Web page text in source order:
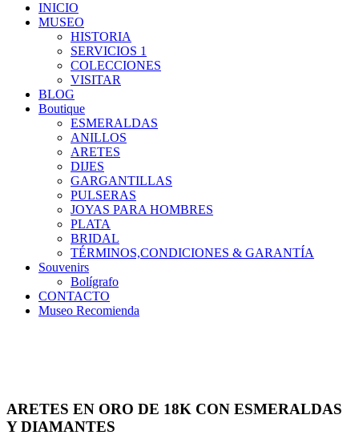
INICIO
MUSEO
HISTORIA
SERVICIOS 1
COLECCIONES
VISITAR
BLOG
Boutique
ESMERALDAS
ANILLOS
ARETES
DIJES
GARGANTILLAS
PULSERAS
JOYAS PARA HOMBRES
PLATA
BRIDAL
TÉRMINOS,CONDICIONES & GARANTÍA
Souvenirs
Bolígrafo
CONTACTO
Museo Recomienda
ARETES EN ORO DE 18K CON ESMERALDAS
Y DIAMANTES